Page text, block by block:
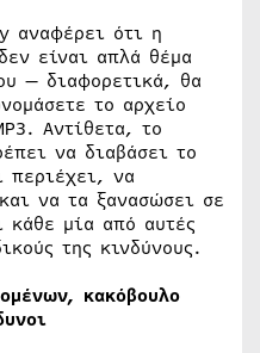
αναφέρει ότι η
είναι απλά θέμα
— διαφορετικά, θα
το αρχείο
Αντίθετα, το
να διαβάσει το
περιέχει, να
να τα ξανασώσει σε
κάθε μία από αυτές
της κινδύνους.
κακόβουλο